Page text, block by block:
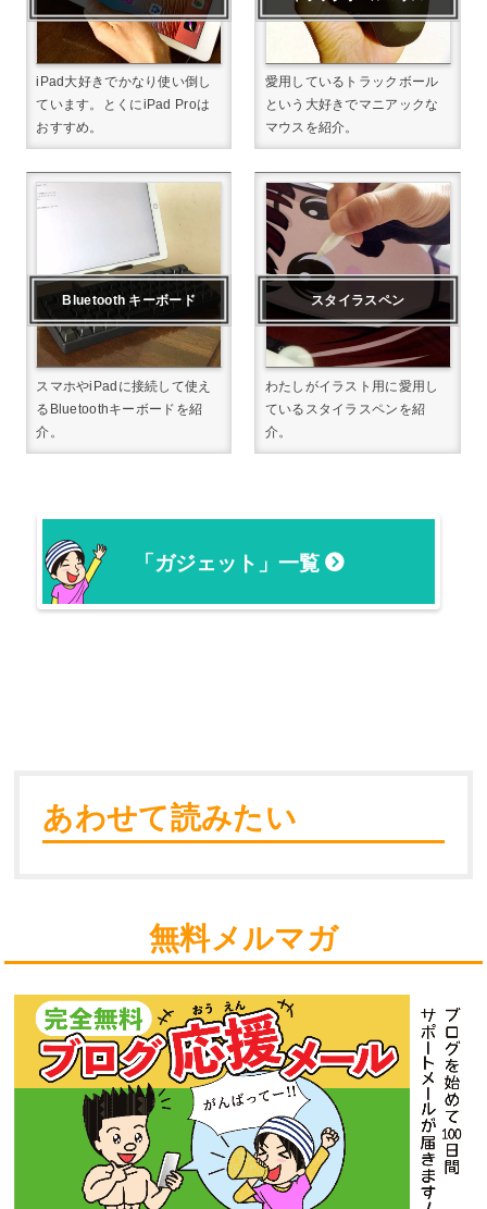
iPad大好きでかなり使い倒し
ています。とくにiPad Proは
おすすめ。
愛用しているトラックボール
という大好きでマニアックな
マウスを紹介。
Bluetooth キーボード
スマホやiPadに接続して使え
るBluetoothキーボードを紹
介。
スタイラスペン
わたしがイラスト用に愛用し
ているスタイラスペンを紹
介。
「ガジェット」一覧
あわせて読みたい
無料メルマガ